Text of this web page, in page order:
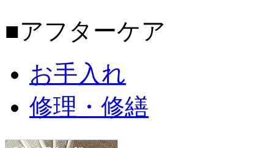
■アフターケア
お手入れ
修理・修繕